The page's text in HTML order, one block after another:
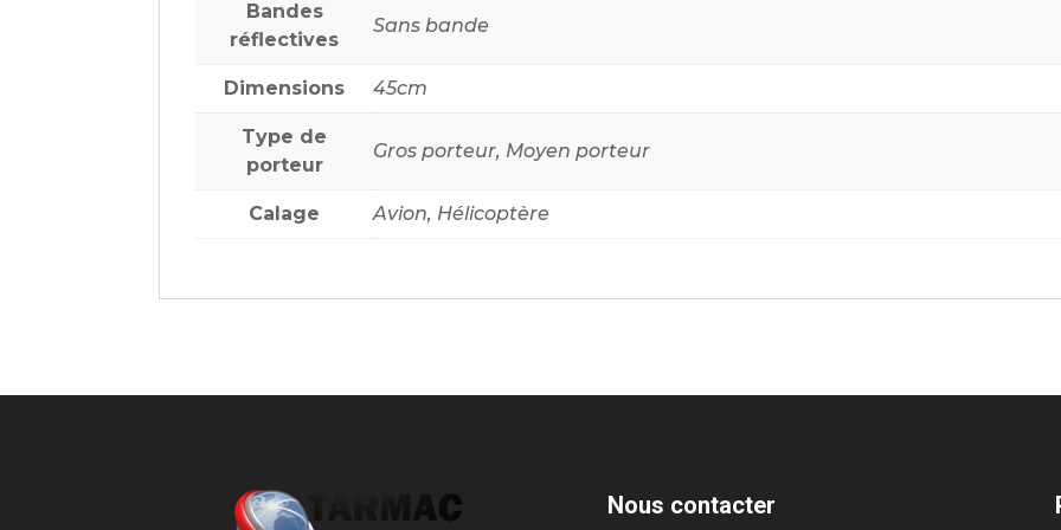
Bandes
réflectives
Sans bande
Dimensions 45cm
Type de
porteur
Gros porteur, Moyen porteur
Calage Avion, Hélicoptère
Nous contacter